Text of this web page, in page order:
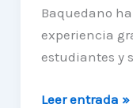
Baquedano
experiencia
estudiantes y
Ex-
Leer entrada »